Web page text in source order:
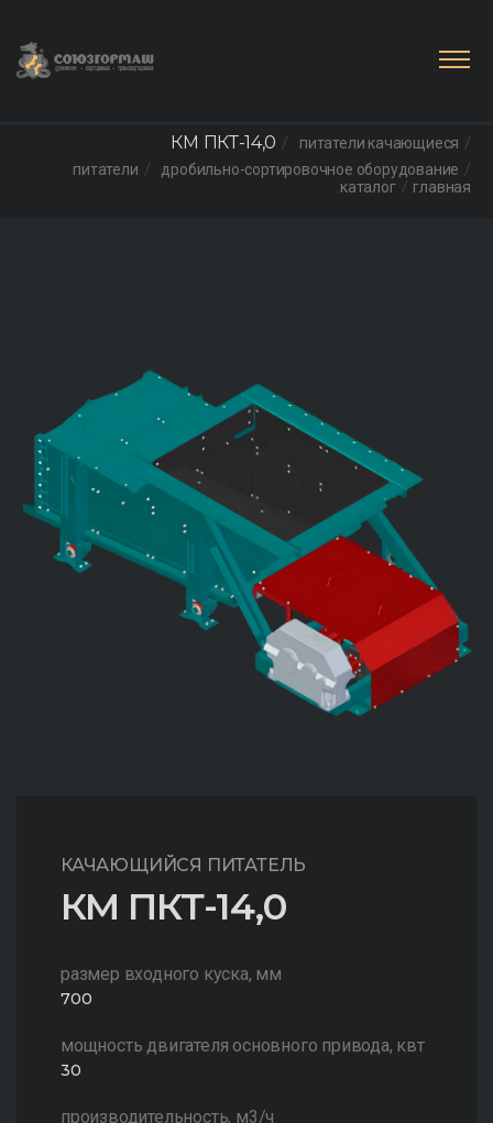
главная
каталог
дробильно-сортировочное оборудование
питатели
питатели качающиеся
КМ ПКТ-14,0
КАЧАЮЩИЙСЯ ПИТАТЕЛЬ
КМ ПКТ-14,0
размер входного куска, мм
700
мощность двигателя основного привода, квт
30
производительность, м3/ч